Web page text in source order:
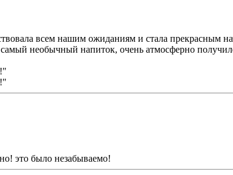
всем нашим ожиданиям и стала
необычный напиток, очень атмосферно
это было незабываемо!